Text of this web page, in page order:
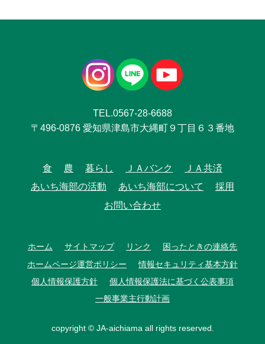
TEL.0567-28-6688
〒496-0876 愛知県津島市大縄町９丁目６３番地
食 農 暮らし ＪＡバンク
ＪＡ共済
あいち海部の活動
あいち海部について
採用
お問い合わせ
ホーム サイトマップ リンク
困ったときの連絡先
ホームページ運営ポリシー
情報セキュリティ基本方針
個人情報保護方針
個人情報保護法に基づく公表事項
一般事業主行動計画
copyright © JA-aichiama all rights reserved.